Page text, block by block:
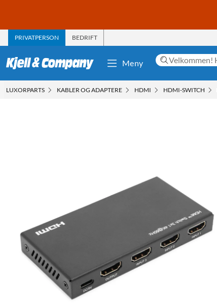
PRIVATPERSON BEDRIFT
Meny
LUXORPARTS KABLER OG ADAPTERE HDMI HDMI-SWITCH